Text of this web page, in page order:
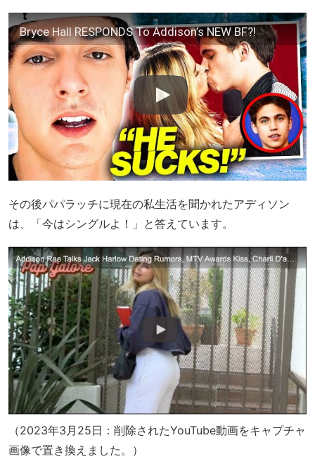
Bryce Hall RESPONDS To Addison’s NEW BF?!
その後パパラッチに現在の私生活を聞かれたアディソン
は、「今はシングルよ！」と答えています。
（2023年3月25日：削除されたYouTube動画をキャプチャ
画像で置き換えました。）